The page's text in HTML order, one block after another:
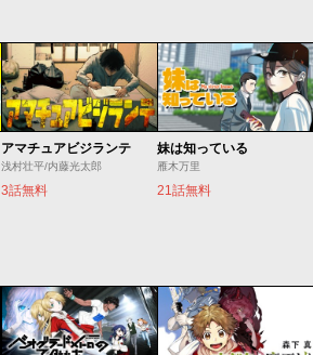
アマチュアビジランテ
浅村壮平/内藤光太郎
3話無料
妹は知っている
雁木万里
21話無料